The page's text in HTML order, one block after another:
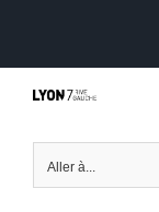
contenu
Aller à...